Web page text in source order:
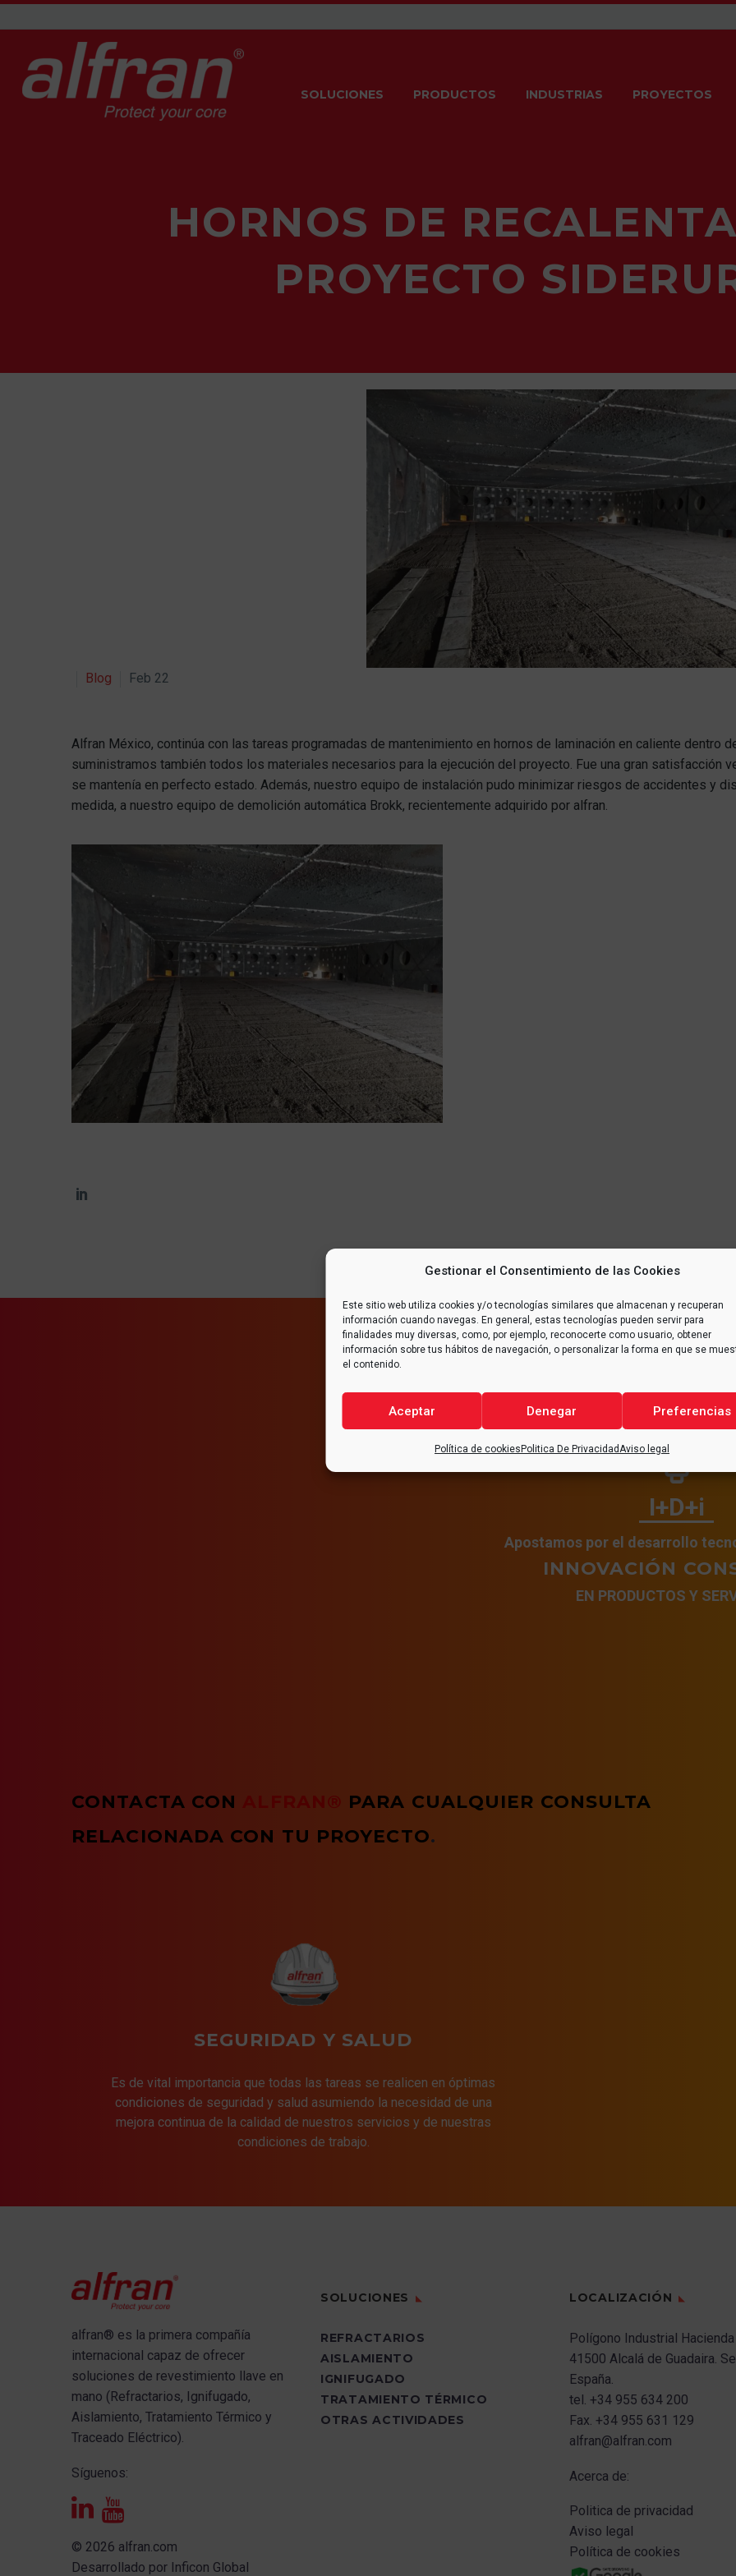
Gestionar el Consentimiento de las Cookies
Este sitio web utiliza cookies y/o tecnologías similares que almacenan y recuperan
información cuando navegas. En general, estas tecnologías pueden servir para
finalidades muy diversas, como, por ejemplo, reconocerte como usuario, obtener
información sobre tus hábitos de navegación, o personalizar la forma en que se
el contenido.
Aceptar Denegar Preferencias
Política de cookies Politica De PrivacidadAviso legal
SOLUCIONES PRODUCTOS INDUSTRIAS PROYECTOS
HORNOS DE
PROYECTO
Blog Feb 22
Alfran México, continúa con las tareas programadas de mantenimiento en hornos de laminación en caliente dentro
suministramos también todos los materiales necesarios para la ejecución del proyecto. Fue una gran satisfacción
se mantenía en perfecto estado. Además, nuestro equipo de instalación pudo minimizar riesgos de accidentes y
medida, a nuestro equipo de demolición automática Brokk, recientemente adquirido por alfran.
I+D+i
Apostamos por el desarrollo
INNOVACIÓN
EN PRODUCTOS Y
CONTACTA CON ALFRAN® PARA CUALQUIER CONSULTA
RELACIONADA CON TU PROYECTO.
SEGURIDAD Y SALUD
Es de vital importancia que todas las tareas se realicen en óptimas
condiciones de seguridad y salud asumiendo la necesidad de una
mejora continua de la calidad de nuestros servicios y de nuestras
condiciones de trabajo.
alfran® es la primera compañía
internacional capaz de ofrecer
soluciones de revestimiento llave en
mano (Refractarios, Ignifugado,
Aislamiento, Tratamiento Térmico y
Traceado Eléctrico).
Síguenos:
© 2026 alfran.com
Desarrollado por Inficon Global
SOLUCIONES
REFRACTARIOS
AISLAMIENTO
IGNIFUGADO
TRATAMIENTO TÉRMICO
OTRAS ACTIVIDADES
LOCALIZACIÓN
Polígono Industrial
41500 Alcalá de Guadaira.
España.
tel. +34 955 634 200
Fax. +34 955 631 129
alfran@alfran.com
Acerca de:
Politica de privacidad
Aviso legal
Política de cookies